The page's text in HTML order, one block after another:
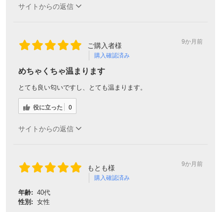
サイトからの返信
ご購入者様
購入確認済み
9か月前
めちゃくちゃ温まります
とても良い匂いですし、とても温まります。
役に立った 0
サイトからの返信
もとも様
購入確認済み
9か月前
年齢: 40代
性別: 女性